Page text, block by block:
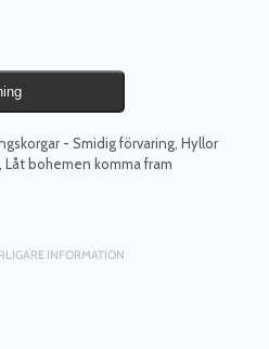
- Smidig förvaring Hyllor
Låt bohemen komma fram
INFORMATION